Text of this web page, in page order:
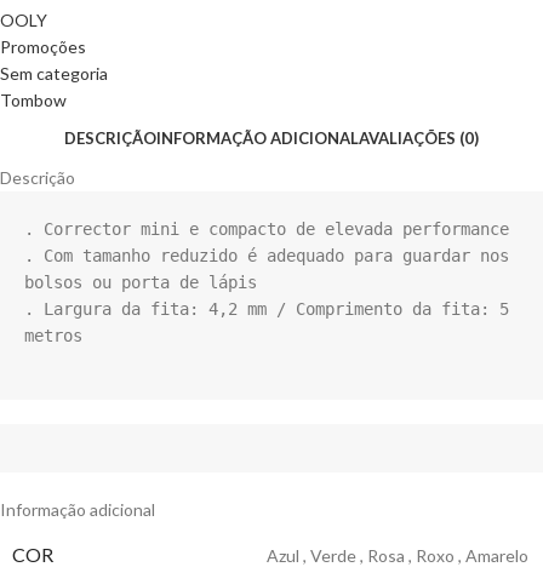
OOLY
Promoções
Sem categoria
Tombow
DESCRIÇÃOINFORMAÇÃO ADICIONALAVALIAÇÕES (0)
Descrição
. Corrector mini e compacto de elevada performance
. Com tamanho reduzido é adequado para guardar nos
bolsos ou porta de lápis
. Largura da fita: 4,2 mm / Comprimento da fita: 5
metros
Informação adicional
COR Azul , Verde, Rosa , Roxo , Amarelo